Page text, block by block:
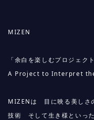
MIZEN
「余白を楽しむプロジェクト
A Project to Interpret
MIZENは 目に映る美しさ
技術 そして生き様といっ